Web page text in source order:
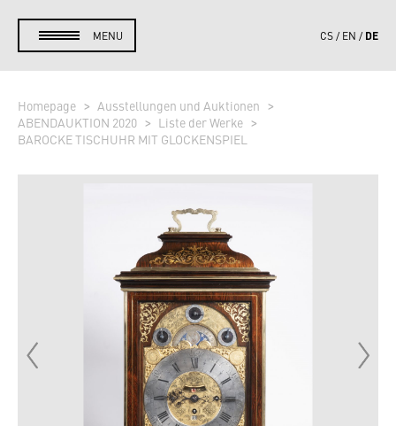
MENU CS EN DE
Homepage
Ausstellungen und Auktionen
ABENDAUKTION 2020
Liste der Werke
BAROCKE TISCHUHR MIT GLOCKENSPIEL